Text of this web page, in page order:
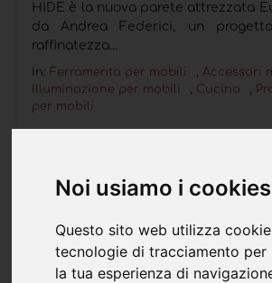
Noi usiamo i cookies
Questo sito web utilizza
tecnologie di tracciamento per
la tua esperienza di
HIDE è la nuova parete attrezzata
da Andrea Federici, un
raffinatezza...
In: Ferramenta per mobili , Accessori
Illuminazione per mobili
, Cucina ,
per mobili